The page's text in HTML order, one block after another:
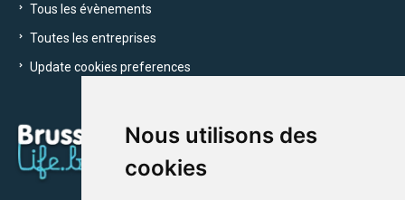
Nous utilisons des
cookies
Tous les évènements
Toutes les entreprises
Update cookies preferences